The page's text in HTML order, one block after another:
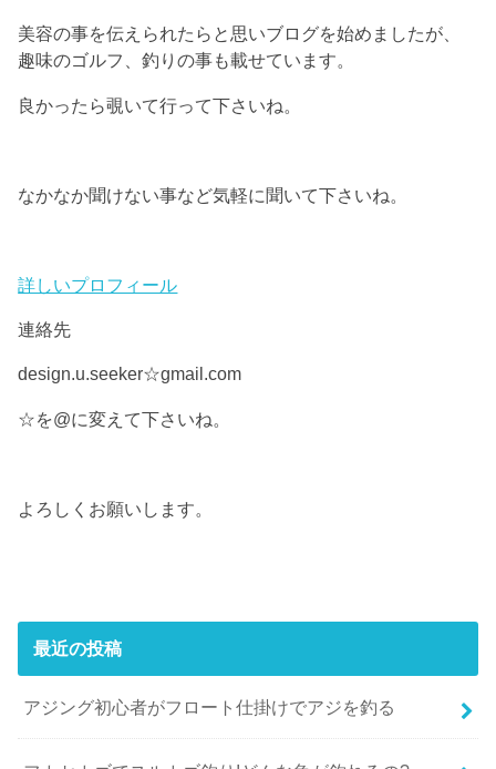
美容の事を伝えられたらと思いブログを始めましたが、
趣味のゴルフ、釣りの事も載せています。
良かったら覗いて行って下さいね。
なかなか聞けない事など気軽に聞いて下さいね。
詳しいプロフィール
連絡先
design.u.seeker☆gmail.com
☆を@に変えて下さいね。
よろしくお願いします。
最近の投稿
アジング初心者がフロート仕掛けでアジを釣る